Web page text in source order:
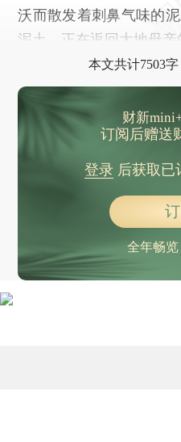
沃而散发着刺鼻气味的
泥土，正在返回大地母亲
本文共计7503
财新
订阅后赠送
登录后获取已
全年畅